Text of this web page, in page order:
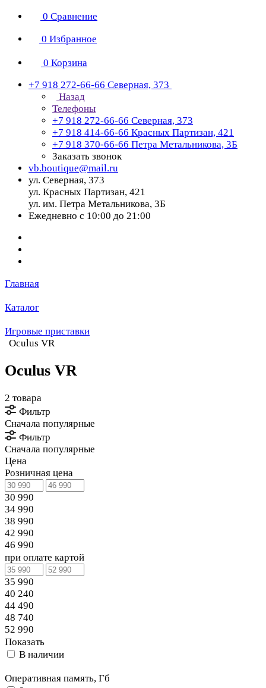
0 Сравнение
0 Избранное
0 Корзина
+7 918 272-66-66 Северная, 373
Назад
Телефоны
+7 918 272-66-66 Северная, 373
+7 918 414-66-66 Красных Партизан, 421
+7 918 370-66-66 Петра Метальникова, 3Б
Заказать звонок
vb.boutique@mail.ru
ул. Северная, 373
ул. Красных Партизан, 421
ул. им. Петра Метальникова, 3Б
Ежедневно с 10:00 до 21:00
Главная
Каталог
Игровые приставки
Oculus VR
Oculus VR
2 товара
Фильтр
Сначала популярные
Фильтр
Сначала популярные
Цена
Розничная цена
30 990
34 990
38 990
42 990
46 990
при оплате картой
35 990
40 240
44 490
48 740
52 990
Показать
В наличии
Оперативная память, Гб